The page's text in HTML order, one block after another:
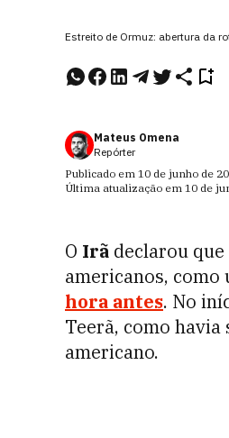
Estreito de Ormuz: abertura da
Mateus Omena
Repórter
Publicado em 10 de junho de
Última atualização em 10 de
O Irã declarou que
americanos, como
hora antes. No
Teerã, como
americano.